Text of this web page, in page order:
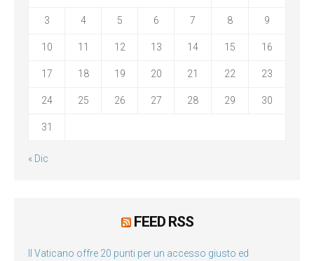
3 4 5 6 7 8 9
10 11 12 13 14 15 16
17 18 19 20 21 22 23
24 25 26 27 28 29 30
31
« Dic
FEED RSS
Il Vaticano offre 20 punti per un accesso giusto ed